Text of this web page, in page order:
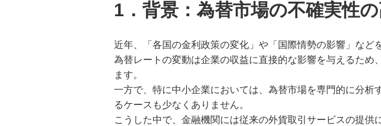
1．背景：為替市場の不確実性の
近年、「各国の金利政策の変化」や「国際情勢の影響」など
為替レートの変動は企業の収益に直接的な影響を与えるた
ます。
一方で、特に中小企業においては、為替市場を専門的に分
るケースも少なくありません。
こうした中で、金融機関には従来の外貨取引サービスの提